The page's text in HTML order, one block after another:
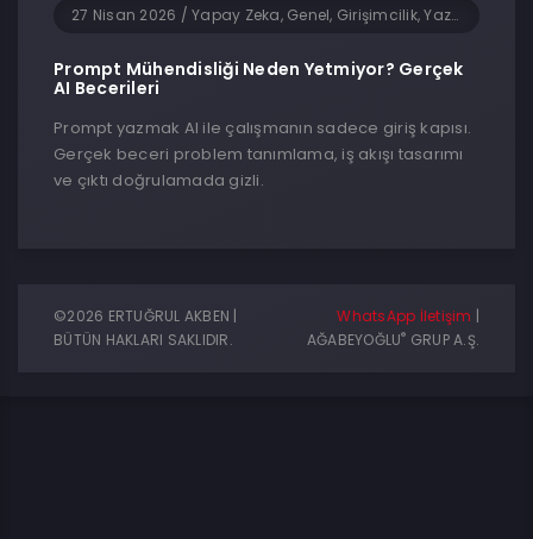
27 Nisan 2026 / Yapay Zeka, Genel, Girişimcilik, Yazılım
Prompt Mühendisliği Neden Yetmiyor? Gerçek
AI Becerileri
Prompt yazmak AI ile çalışmanın sadece giriş kapısı.
Gerçek beceri problem tanımlama, iş akışı tasarımı
ve çıktı doğrulamada gizli.
©2026 ERTUĞRUL AKBEN |
BÜTÜN HAKLARI SAKLIDIR.
WhatsApp İletişim |
AĞABEYOĞLU® GRUP A.Ş.